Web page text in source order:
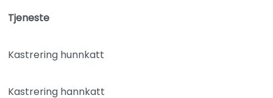
Tjeneste
Kastrering hunnkatt
Kastrering hannkatt